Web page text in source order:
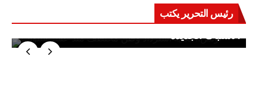
رئيس التحرير يكتب
حرب على العقول.. حادثة دمياط تكشف قواعد